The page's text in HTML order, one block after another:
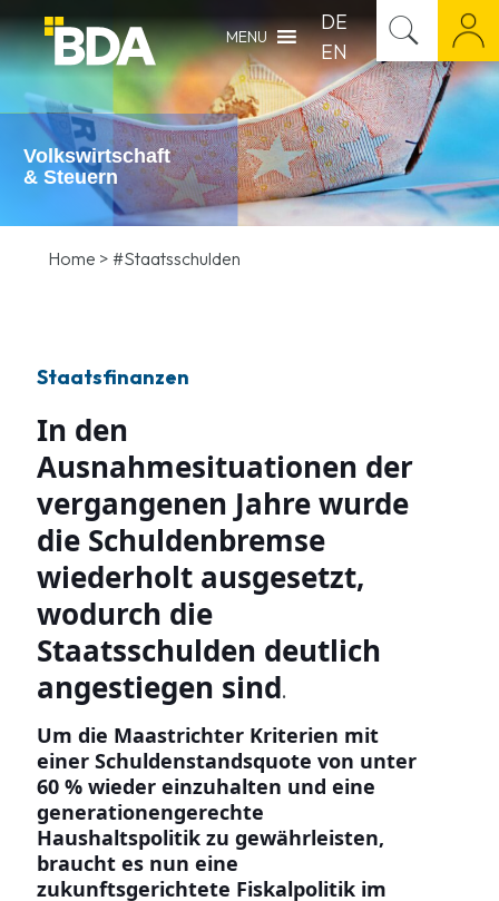
MENU
DE
EN
Volkswirtschaft
& Steuern
Home > #Staatsschulden
Staatsfinanzen
In den
Ausnahmesituationen der
vergangenen Jahre wurde
die Schuldenbremse
wiederholt ausgesetzt,
wodurch die
Staatsschulden deutlich
angestiegen sind.
Um die Maastrichter Kriterien mit
einer Schuldenstandsquote von unter
60 % wieder einzuhalten und eine
generationengerechte
Haushaltspolitik zu gewährleisten,
braucht es nun eine
zukunftsgerichtete Fiskalpolitik im